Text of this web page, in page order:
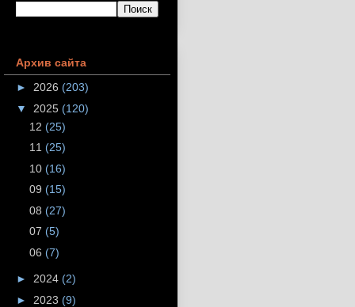
Архив сайта
► 2026 (203)
▼ 2025 (120)
12 (25)
11 (25)
10 (16)
09 (15)
08 (27)
07 (5)
06 (7)
► 2024 (2)
► 2023 (9)